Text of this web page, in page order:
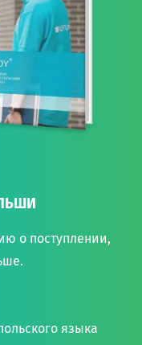
о поступлении,
языка